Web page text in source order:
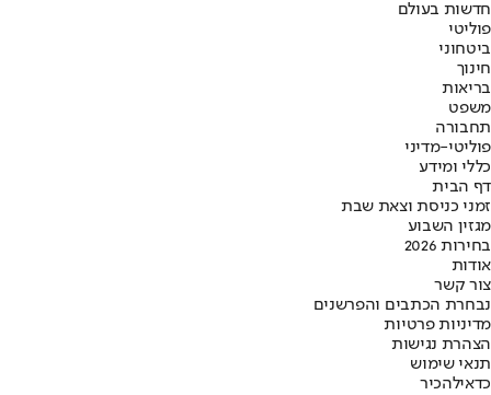
חדשות בעולם
פוליטי
ביטחוני
חינוך
בריאות
משפט
תחבורה
פוליטי-מדיני
כללי ומידע
דף הבית
זמני כניסת וצאת שבת
מגזין השבוע
בחירות 2026
אודות
צור קשר
נבחרת הכתבים והפרשנים
מדיניות פרטיות
הצהרת נגישות
תנאי שימוש
כדאילהכיר